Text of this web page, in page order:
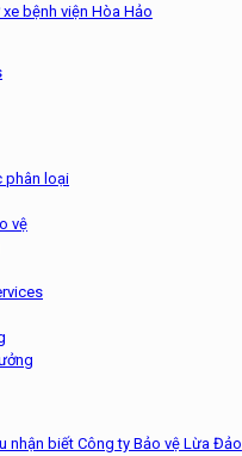
bệnh viện Hòa Hảo
phân loại
vệ
nhận biết Công ty Bảo vệ Lừa Đảo